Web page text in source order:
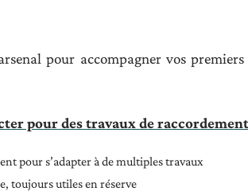
pour accompagner vos
pour des travaux de
pour s’adapter à de multiples travaux
toujours utiles en réserve